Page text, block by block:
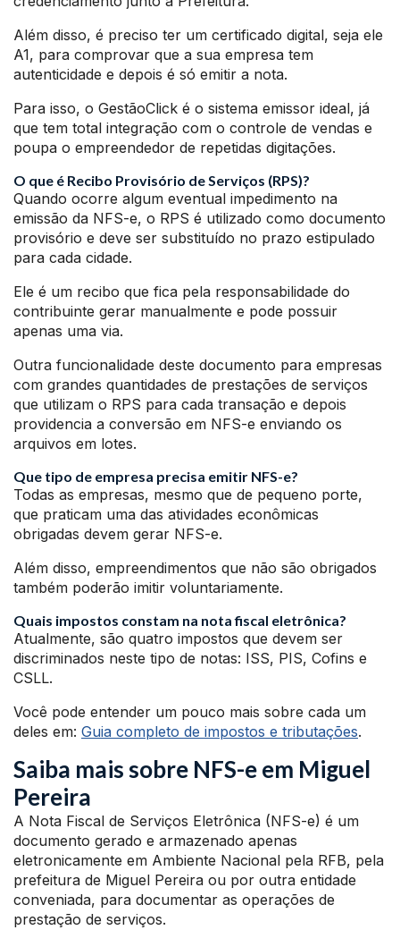
Além disso, é preciso ter um certificado digital, seja ele
A1, para comprovar que a sua empresa tem
autenticidade e depois é só emitir a nota.
Para isso, o GestãoClick é o sistema emissor ideal, já
que tem total integração com o controle de vendas e
poupa o empreendedor de repetidas digitações.
O que é Recibo Provisório de Serviços (RPS)?
Quando ocorre algum eventual impedimento na
emissão da NFS-e, o RPS é utilizado como documento
provisório e deve ser substituído no prazo estipulado
para cada cidade.
Ele é um recibo que fica pela responsabilidade do
contribuinte gerar manualmente e pode possuir
apenas uma via.
Outra funcionalidade deste documento para empresas
com grandes quantidades de prestações de serviços
que utilizam o RPS para cada transação e depois
providencia a conversão em NFS-e enviando os
arquivos em lotes.
Que tipo de empresa precisa emitir NFS-e?
Todas as empresas, mesmo que de pequeno porte,
que praticam uma das atividades econômicas
obrigadas devem gerar NFS-e.
Além disso, empreendimentos que não são obrigados
também poderão imitir voluntariamente.
Quais impostos constam na nota fiscal eletrônica?
Atualmente, são quatro impostos que devem ser
discriminados neste tipo de notas: ISS, PIS, Cofins e
CSLL.
Você pode entender um pouco mais sobre cada um
deles em: Guia completo de impostos e tributações.
Saiba mais sobre NFS-e em Miguel
Pereira
A Nota Fiscal de Serviços Eletrônica (NFS-e) é um
documento gerado e armazenado apenas
eletronicamente em Ambiente Nacional pela RFB, pela
prefeitura de Miguel Pereira ou por outra entidade
conveniada, para documentar as operações de
prestação de serviços.